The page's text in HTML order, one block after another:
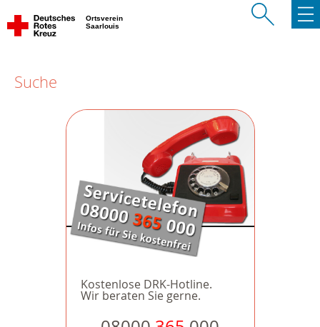
Ortsverein
Saarlouis
Suche
Kostenlose DRK-Hotline.
Wir beraten Sie gerne.